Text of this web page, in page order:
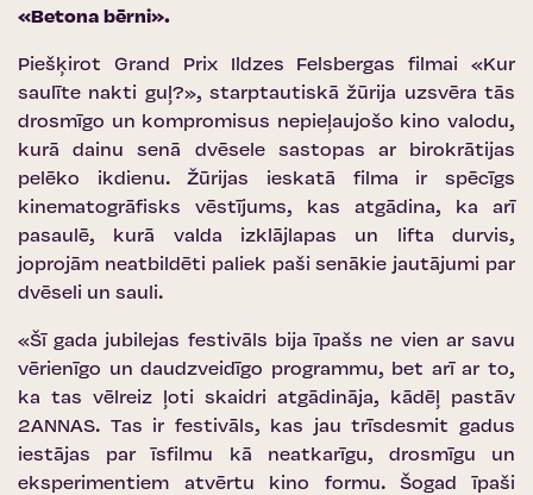
«Betona bērni».
Piešķirot Grand Prix Ildzes Felsbergas filmai «Kur
saulīte nakti guļ?», starptautiskā žūrija uzsvēra tās
drosmīgo un kompromisus nepieļaujošo kino valodu,
kurā dainu senā dvēsele sastopas ar birokrātijas
pelēko ikdienu. Žūrijas ieskatā filma ir spēcīgs
kinematogrāfisks vēstījums, kas atgādina, ka arī
pasaulē, kurā valda izklājlapas un lifta durvis,
joprojām neatbildēti paliek paši senākie jautājumi par
dvēseli un sauli.
«Šī gada jubilejas festivāls bija īpašs ne vien ar savu
vērienīgo un daudzveidīgo programmu, bet arī ar to,
ka tas vēlreiz ļoti skaidri atgādināja, kādēļ pastāv
2ANNAS. Tas ir festivāls, kas jau trīsdesmit gadus
iestājas par īsfilmu kā neatkarīgu, drosmīgu un
eksperimentiem atvērtu kino formu. Šogad īpaši